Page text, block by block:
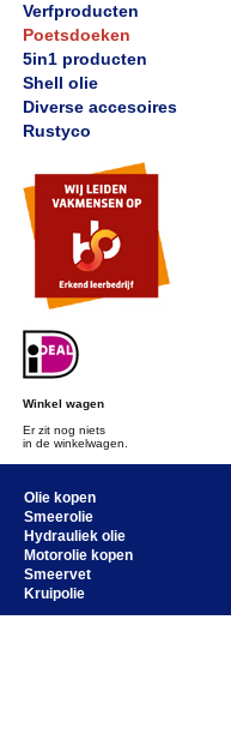
Verfproducten
Poetsdoeken
5in1 producten
Shell olie
Diverse accesoires
Rustyco
Winkel wagen
Er zit nog niets
in de winkelwagen.
Olie kopen
Smeerolie
Hydrauliek olie
Motorolie kopen
Smeervet
Kruipolie